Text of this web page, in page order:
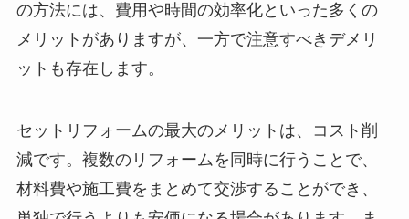
の方法には、費用や時間の効率化といった多くの
メリットがありますが、一方で注意すべきデメリ
ットも存在します。
セットリフォームの最大のメリットは、コスト削
減です。複数のリフォームを同時に行うことで、
材料費や施工費をまとめて交渉することができ、